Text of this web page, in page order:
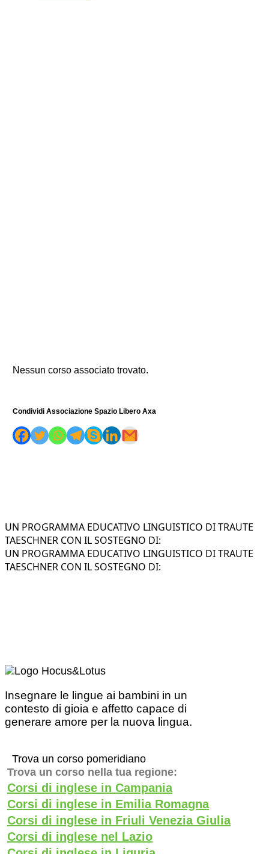
Nessun corso associato trovato.
Condividi Associazione Spazio Libero Axa
UN PROGRAMMA EDUCATIVO LINGUISTICO DI TRAUTE
TAESCHNER CON IL SOSTEGNO DI:
UN PROGRAMMA EDUCATIVO LINGUISTICO DI TRAUTE
TAESCHNER CON IL SOSTEGNO DI:
Insegnare le lingue ai bambini in un
contesto di gioia e affetto capace di
generare amore per la nuova lingua.
Trova un corso pomeridiano
Trova un corso nella tua regione:
Corsi di inglese in Campania
Corsi di inglese in Emilia Romagna
Corsi di inglese in Friuli Venezia Giulia
Corsi di inglese nel Lazio